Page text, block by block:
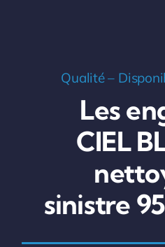
Qualité –
Les
CIEL
sinistre